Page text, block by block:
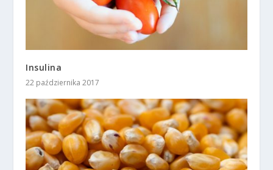
Insulina
22 października 2017